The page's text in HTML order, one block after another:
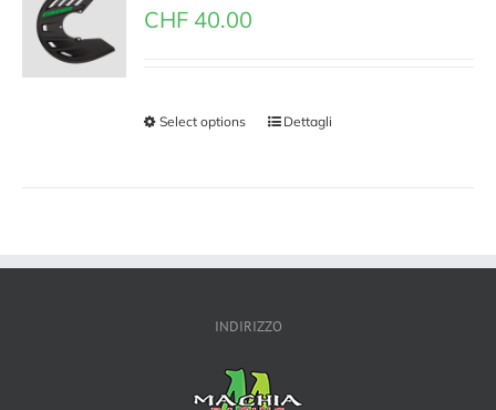
CHF 40.00
Select options Dettagli
INDIRIZZO